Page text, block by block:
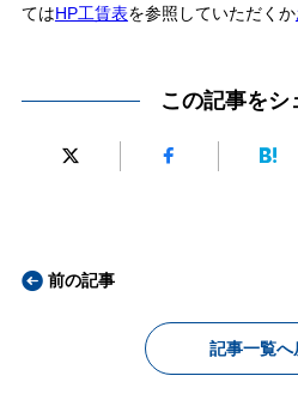
てはHP工賃表を参照していただくか
この記事をシ
前の記事
記事一覧へ